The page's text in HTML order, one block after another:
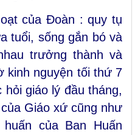
của Đoàn : quy tụ
tuổi, sống gắn bó và
trưởng thành và
kinh nguyện tối thứ 7
hỏi giáo lý đầu tháng,
Giáo xứ cũng như
của Ban Huấn